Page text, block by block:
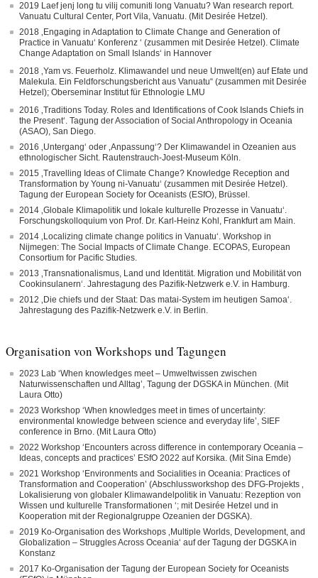
2019 Laef jenj long tu vilij comuniti long Vanuatu? Wan research report.
Vanuatu Cultural Center, Port Vila, Vanuatu. (Mit Desirée Hetzel).
2018 ‚Engaging in Adaptation to Climate Change and Generation of
Practice in Vanuatu‘ Konferenz ‘ (zusammen mit Desirée Hetzel). Climate
Change Adaptation on Small Islands‘ in Hannover
2018 ‚Yam vs. Feuerholz. Klimawandel und neue Umwelt(en) auf Efate und
Malekula. Ein Feldforschungsbericht aus Vanuatu“ (zusammen mit Desirée
Hetzel); Oberseminar Institut für Ethnologie LMU
2016 ‚Traditions Today. Roles and Identifications of Cook Islands Chiefs in
the Present‘. Tagung der Association of Social Anthropology in Oceania
(ASAO), San Diego.
2016 ‚Untergang‘ oder ‚Anpassung‘? Der Klimawandel in Ozeanien aus
ethnologischer Sicht. Rautenstrauch-Joest-Museum Köln.
2015 ‚Travelling Ideas of Climate Change? Knowledge Reception and
Transformation by Young ni-Vanuatu‘ (zusammen mit Desirée Hetzel).
Tagung der European Society for Oceanists (ESfO), Brüssel.
2014 ‚Globale Klimapolitik und lokale kulturelle Prozesse in Vanuatu‘.
Forschungskolloquium von Prof. Dr. Karl-Heinz Kohl, Frankfurt am Main.
2014 ‚Localizing climate change politics in Vanuatu‘. Workshop in
Nijmegen: The Social Impacts of Climate Change. ECOPAS, European
Consortium for Pacific Studies.
2013 ‚Transnationalismus, Land und Identität. Migration und Mobilität von
Cookinsulanern‘. Jahrestagung des Pazifik-Netzwerk e.V. in Hamburg.
2012 ‚Die chiefs und der Staat: Das matai-System im heutigen Samoa‘.
Jahrestagung des Pazifik-Netzwerk e.V. in Berlin.
Organisation von Workshops und Tagungen
2023 Lab ‘When knowledges meet – Umweltwissen zwischen
Naturwissenschaften und Alltag’, Tagung der DGSKA in München. (Mit
Laura Otto)
2023 Workshop ‘When knowledges meet in times of uncertainty:
environmental knowledge between science and everyday life’, SIEF
conference in Brno. (Mit Laura Otto)
2022 Workshop ‘Encounters across difference in contemporary Oceania –
Ideas, concepts and practices’ ESfO 2022 auf Korsika. (Mit Sina Emde)
2021 Workshop ‘Environments and Socialities in Oceania: Practices of
Transformation and Cooperation’ (Abschlussworkshop des DFG-Projekts ‚
Lokalisierung von globaler Klimawandelpolitik in Vanuatu: Rezeption von
Wissen und kulturelle Transformationen ‘; mit Desirée Hetzel und in
Kooperation mit der Regionalgruppe Ozeanien der DGSKA).
2019 Ko-Organisation des Workshops ‚Multiple Worlds, Development, and
Globalization – Struggles Across Oceania‘ auf der Tagung der DGSKA in
Konstanz
2017 Ko-Organisation der Tagung der European Society for Oceanists